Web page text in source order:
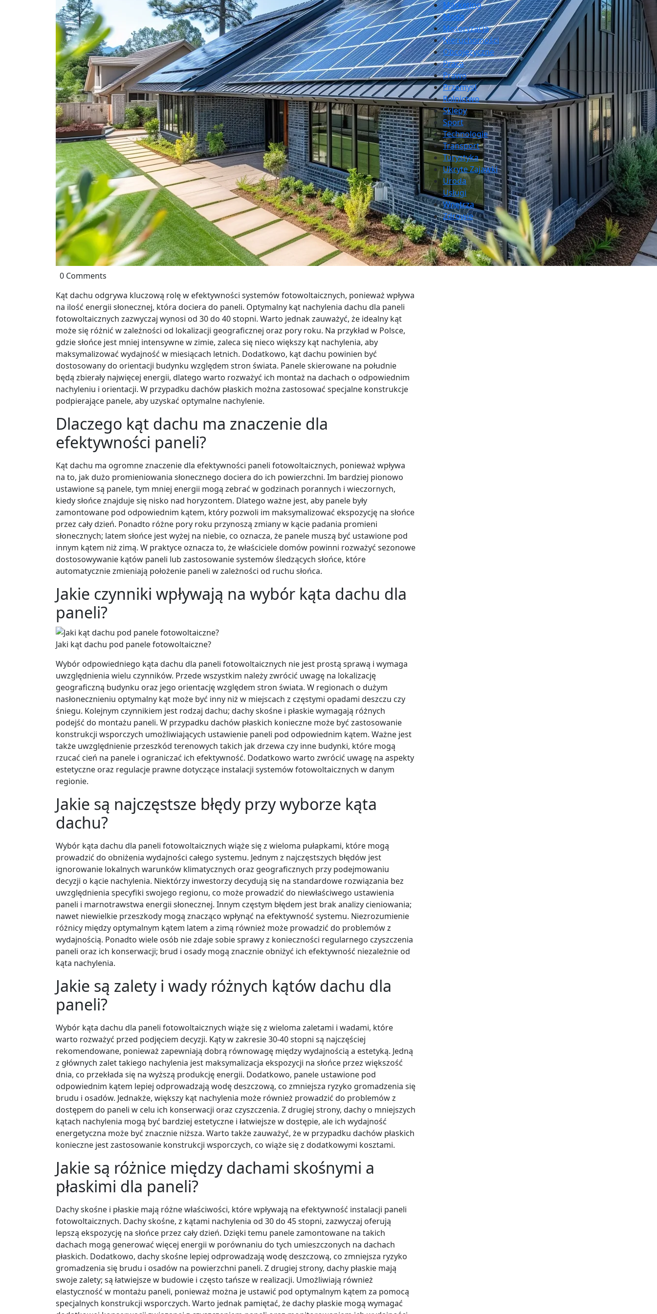
0 Comments
Kąt dachu odgrywa kluczową rolę w efektywności systemów fotowoltaicznych, ponieważ wpływa
na ilość energii słonecznej, która dociera do paneli. Optymalny kąt nachylenia dachu dla paneli
fotowoltaicznych zazwyczaj wynosi od 30 do 40 stopni. Warto jednak zauważyć, że idealny kąt
może się różnić w zależności od lokalizacji geograficznej oraz pory roku. Na przykład w Polsce,
gdzie słońce jest mniej intensywne w zimie, zaleca się nieco większy kąt nachylenia, aby
maksymalizować wydajność w miesiącach letnich. Dodatkowo, kąt dachu powinien być
dostosowany do orientacji budynku względem stron świata. Panele skierowane na południe
będą zbierały najwięcej energii, dlatego warto rozważyć ich montaż na dachach o odpowiednim
nachyleniu i orientacji. W przypadku dachów płaskich można zastosować specjalne konstrukcje
podpierające panele, aby uzyskać optymalne nachylenie.
Dlaczego kąt dachu ma znaczenie dla
efektywności paneli?
Kąt dachu ma ogromne znaczenie dla efektywności paneli fotowoltaicznych, ponieważ wpływa
na to, jak dużo promieniowania słonecznego dociera do ich powierzchni. Im bardziej pionowo
ustawione są panele, tym mniej energii mogą zebrać w godzinach porannych i wieczornych,
kiedy słońce znajduje się nisko nad horyzontem. Dlatego ważne jest, aby panele były
zamontowane pod odpowiednim kątem, który pozwoli im maksymalizować ekspozycję na słońce
przez cały dzień. Ponadto różne pory roku przynoszą zmiany w kącie padania promieni
słonecznych; latem słońce jest wyżej na niebie, co oznacza, że panele muszą być ustawione pod
innym kątem niż zimą. W praktyce oznacza to, że właściciele domów powinni rozważyć sezonowe
dostosowywanie kątów paneli lub zastosowanie systemów śledzących słońce, które
automatycznie zmieniają położenie paneli w zależności od ruchu słońca.
Jakie czynniki wpływają na wybór kąta dachu dla
paneli?
Jaki kąt dachu pod panele fotowoltaiczne?
Wybór odpowiedniego kąta dachu dla paneli fotowoltaicznych nie jest prostą sprawą i wymaga
uwzględnienia wielu czynników. Przede wszystkim należy zwrócić uwagę na lokalizację
geograficzną budynku oraz jego orientację względem stron świata. W regionach o dużym
nasłonecznieniu optymalny kąt może być inny niż w miejscach z częstymi opadami deszczu czy
śniegu. Kolejnym czynnikiem jest rodzaj dachu; dachy skośne i płaskie wymagają różnych
podejść do montażu paneli. W przypadku dachów płaskich konieczne może być zastosowanie
konstrukcji wsporczych umożliwiających ustawienie paneli pod odpowiednim kątem. Ważne jest
także uwzględnienie przeszkód terenowych takich jak drzewa czy inne budynki, które mogą
rzucać cień na panele i ograniczać ich efektywność. Dodatkowo warto zwrócić uwagę na aspekty
estetyczne oraz regulacje prawne dotyczące instalacji systemów fotowoltaicznych w danym
regionie.
Jakie są najczęstsze błędy przy wyborze kąta
dachu?
Wybór kąta dachu dla paneli fotowoltaicznych wiąże się z wieloma pułapkami, które mogą
prowadzić do obniżenia wydajności całego systemu. Jednym z najczęstszych błędów jest
ignorowanie lokalnych warunków klimatycznych oraz geograficznych przy podejmowaniu
decyzji o kącie nachylenia. Niektórzy inwestorzy decydują się na standardowe rozwiązania bez
uwzględnienia specyfiki swojego regionu, co może prowadzić do niewłaściwego ustawienia
paneli i marnotrawstwa energii słonecznej. Innym częstym błędem jest brak analizy cieniowania;
nawet niewielkie przeszkody mogą znacząco wpłynąć na efektywność systemu. Niezrozumienie
różnicy między optymalnym kątem latem a zimą również może prowadzić do problemów z
wydajnością. Ponadto wiele osób nie zdaje sobie sprawy z konieczności regularnego czyszczenia
paneli oraz ich konserwacji; brud i osady mogą znacznie obniżyć ich efektywność niezależnie od
kąta nachylenia.
Jakie są zalety i wady różnych kątów dachu dla
paneli?
Wybór kąta dachu dla paneli fotowoltaicznych wiąże się z wieloma zaletami i wadami, które
warto rozważyć przed podjęciem decyzji. Kąty w zakresie 30-40 stopni są najczęściej
rekomendowane, ponieważ zapewniają dobrą równowagę między wydajnością a estetyką. Jedną
z głównych zalet takiego nachylenia jest maksymalizacja ekspozycji na słońce przez większość
dnia, co przekłada się na wyższą produkcję energii. Dodatkowo, panele ustawione pod
odpowiednim kątem lepiej odprowadzają wodę deszczową, co zmniejsza ryzyko gromadzenia się
brudu i osadów. Jednakże, większy kąt nachylenia może również prowadzić do problemów z
dostępem do paneli w celu ich konserwacji oraz czyszczenia. Z drugiej strony, dachy o mniejszych
kątach nachylenia mogą być bardziej estetyczne i łatwiejsze w dostępie, ale ich wydajność
energetyczna może być znacznie niższa. Warto także zauważyć, że w przypadku dachów płaskich
konieczne jest zastosowanie konstrukcji wsporczych, co wiąże się z dodatkowymi kosztami.
Jakie są różnice między dachami skośnymi a
płaskimi dla paneli?
Dachy skośne i płaskie mają różne właściwości, które wpływają na efektywność instalacji paneli
fotowoltaicznych. Dachy skośne, z kątami nachylenia od 30 do 45 stopni, zazwyczaj oferują
lepszą ekspozycję na słońce przez cały dzień. Dzięki temu panele zamontowane na takich
dachach mogą generować więcej energii w porównaniu do tych umieszczonych na dachach
płaskich. Dodatkowo, dachy skośne lepiej odprowadzają wodę deszczową, co zmniejsza ryzyko
gromadzenia się brudu i osadów na powierzchni paneli. Z drugiej strony, dachy płaskie mają
swoje zalety; są łatwiejsze w budowie i często tańsze w realizacji. Umożliwiają również
elastyczność w montażu paneli, ponieważ można je ustawić pod optymalnym kątem za pomocą
specjalnych konstrukcji wsporczych. Warto jednak pamiętać, że dachy płaskie mogą wymagać
Marketing
Moda
Motoryzacja
Nieruchomości
Obcojęzyczne
Praca
Prawo
Przemysł
Rolnictwo
Sklepy
Sport
Technologie
Transport
Turystyka
Ukryte Zajawki
Uroda
Usługi
Wnętrza
Zdrowie